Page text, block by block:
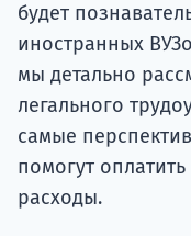
будет
иностранных
мы детально
легального
самые
помогут
расходы.